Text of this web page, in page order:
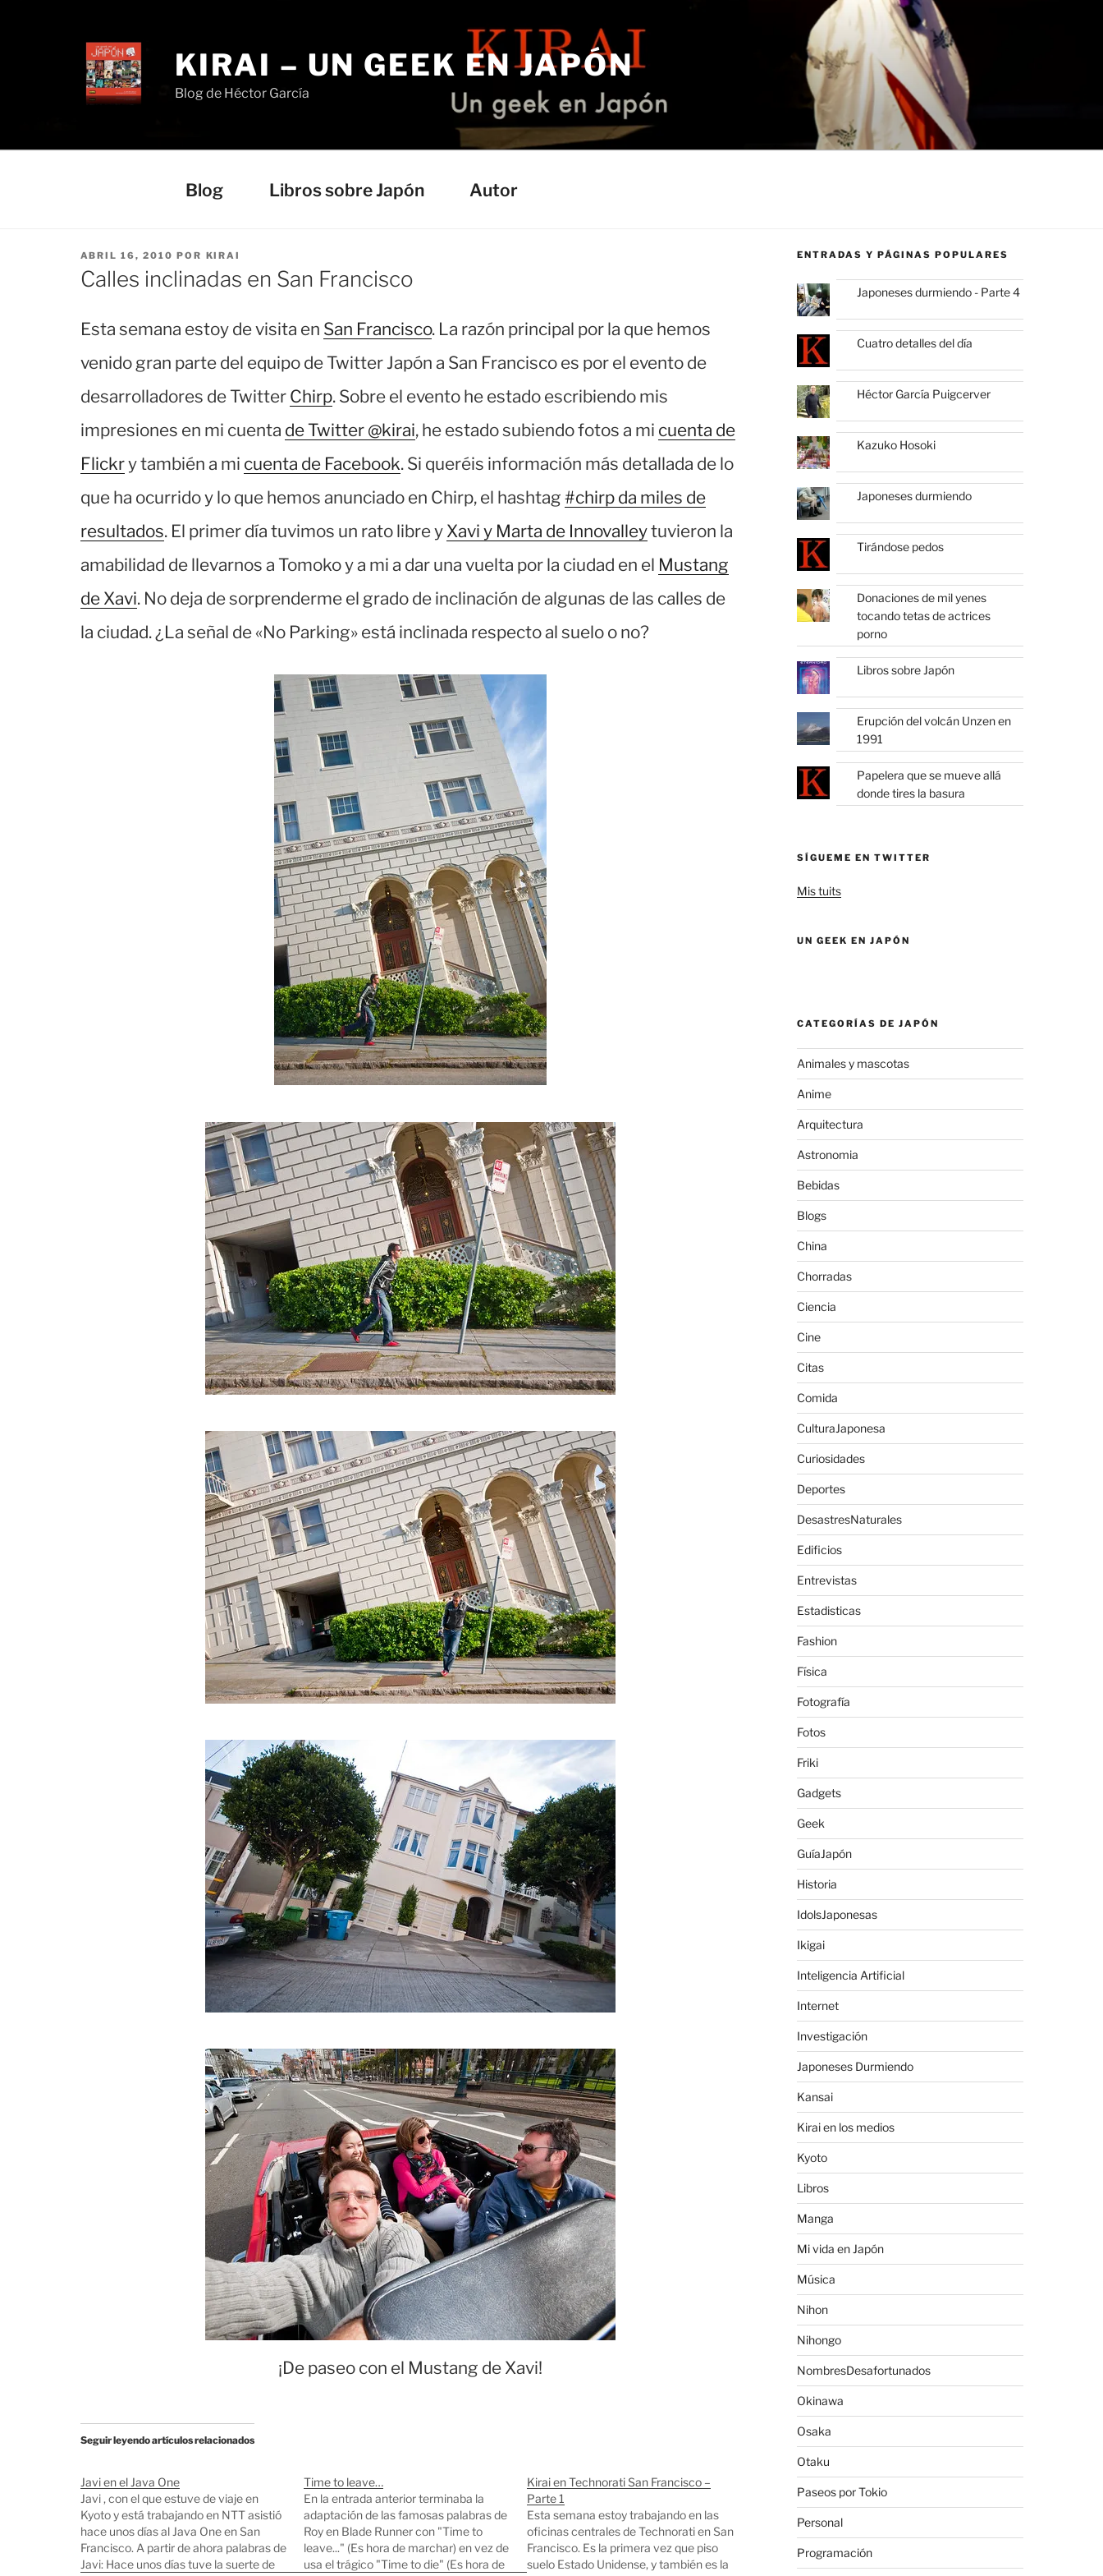
KIRAI – UN GEEK EN JAPÓN
Blog de Héctor García
Blog Libros sobre Japón Autor
PUBLICADO
EL
ABRIL 16, 2010 POR KIRAI
Calles inclinadas en San Francisco
Esta semana estoy de visita en San Francisco. La razón principal por la que hemos
venido gran parte del equipo de Twitter Japón a San Francisco es por el evento de
desarrolladores de Twitter Chirp. Sobre el evento he estado escribiendo mis
impresiones en mi cuenta de Twitter @kirai, he estado subiendo fotos a mi cuenta de
Flickry también a mi cuenta de Facebook. Si queréis información más detallada de lo
que ha ocurrido y lo que hemos anunciado en Chirp, el hashtag #chirp da miles de
resultados. El primer día tuvimos un rato libre y Xavi y Marta de Innovalleytuvieron la
amabilidad de llevarnos a Tomoko y a mi a dar una vuelta por la ciudad en el Mustang
de Xavi. No deja de sorprenderme el grado de inclinación de algunas de las calles de
la ciudad. ¿La señal de «No Parking» está inclinada respecto al suelo o no?
¡De paseo con el Mustang de Xavi!
Seguir leyendo artículos relacionados
Javi en el Java One
Javi , con el que estuve de viaje en
Kyoto y está trabajando en NTT asistió
hace unos días al Java One en San
Francisco. A partir de ahora palabras de
Javi: Hace unos días tuve la suerte de
Time to leave…
En la entrada anterior terminaba la
adaptación de las famosas palabras de
Roy en Blade Runner con "Time to
leave..." (Es hora de marchar) en vez de
usa el trágico "Time to die" (Es hora de
Kirai en Technorati San Francisco –
Parte 1
Esta semana estoy trabajando en las
oficinas centrales de Technorati en San
Francisco. Es la primera vez que piso
suelo Estado Unidense, y también es la
ENTRADAS Y PÁGINAS POPULARES
Japoneses durmiendo - Parte 4
Cuatro detalles del día
Héctor García Puigcerver
Kazuko Hosoki
Japoneses durmiendo
Tirándose pedos
Donaciones de mil yenes
tocando tetas de actrices
porno
Libros sobre Japón
Erupción del volcán Unzen en
1991
Papelera que se mueve allá
donde tires la basura
SÍGUEME EN TWITTER
Mis tuits
UN GEEK EN JAPÓN
CATEGORÍAS DE JAPÓN
Animales y mascotas
Anime
Arquitectura
Astronomia
Bebidas
Blogs
China
Chorradas
Ciencia
Cine
Citas
Comida
CulturaJaponesa
Curiosidades
Deportes
DesastresNaturales
Edificios
Entrevistas
Estadisticas
Fashion
Física
Fotografía
Fotos
Friki
Gadgets
Geek
GuíaJapón
Historia
IdolsJaponesas
Ikigai
Inteligencia Artificial
Internet
Investigación
Japoneses Durmiendo
Kansai
Kirai en los medios
Kyoto
Libros
Manga
Mi vida en Japón
Música
Nihon
Nihongo
NombresDesafortunados
Okinawa
Osaka
Otaku
Paseos por Tokio
Personal
Programación